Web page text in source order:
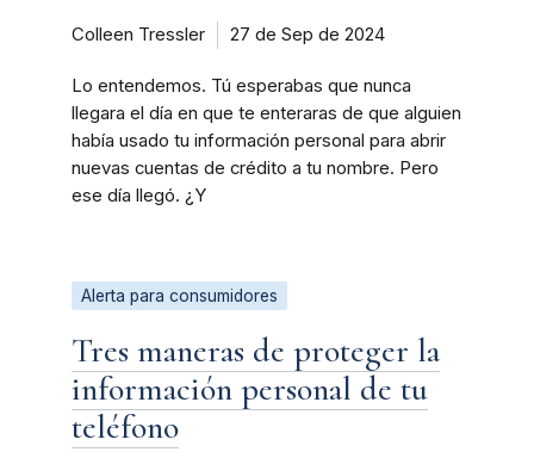
Colleen Tressler 27 de Sep de 2024
Lo entendemos. Tú esperabas que nunca
llegara el día en que te enteraras de que alguien
había usado tu información personal para abrir
nuevas cuentas de crédito a tu nombre. Pero
ese día llegó. ¿Y
Alerta para consumidores
Tres maneras de proteger la
información personal de tu
teléfono